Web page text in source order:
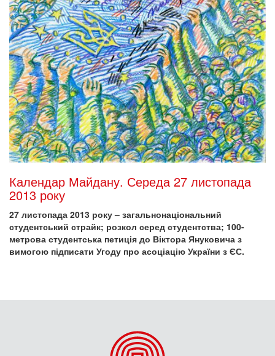
Календар Майдану. Середа 27 листопада
2013 року
27 листопада 2013 року – загальнонаціональний
студентський страйк; розкол серед студентства; 100-
метрова студентська петиція до Віктора Януковича з
вимогою підписати Угоду про асоціацію України з ЄС.